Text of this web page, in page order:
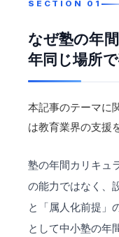
なぜ塾の年
年同じ場所
本記事のテーマに
は教育業界の支援
塾の年間カリキュ
の能力ではなく、
と「属人化前提」
として中小塾の年